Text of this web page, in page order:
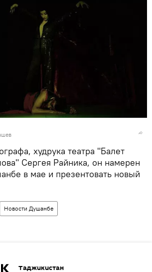
худрука театра "Балет
Сергея Райника, он намерен
в мае и презентовать новый
Новости Душанбе
Таджикистан